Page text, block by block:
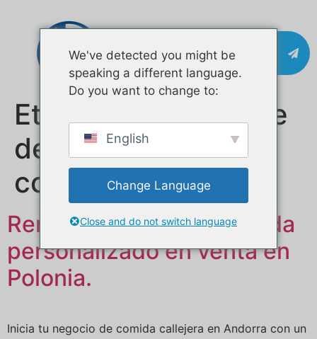
Póngase en
contacto con
Etiqueta:Fabricante
de camiones de
comida OEM
Remolque móvil de comida
personalizado en venta en
Polonia.
Inicia tu negocio de comida callejera en Andorra con un
We've detected you might be
speaking a different language.
Do you want to change to:
English
Change Language
Close and do not switch language